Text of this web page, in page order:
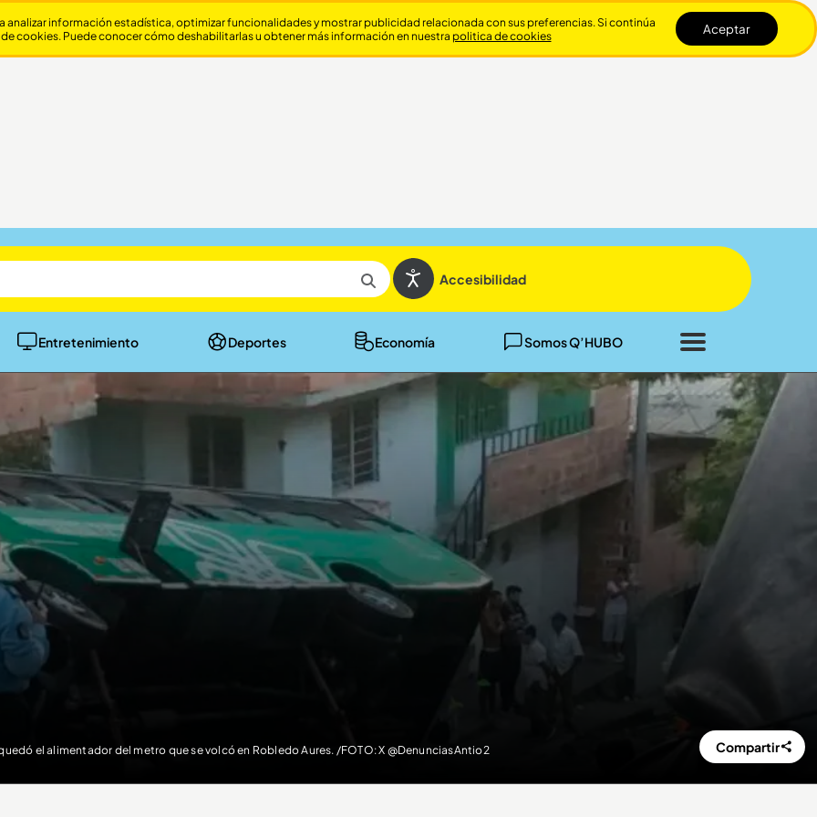
Accesibilidad
Entretenimiento Deportes Economía Somos Q’HUBO
Cerrar
el alimentador del metro que se volcó en Robledo Aures. /FOTO: X @DenunciasAntio2 Compartir
información estadística, optimizar funcionalidades y mostrar publicidad relacionada con sus preferencias. Si continúa
cookies. Puede conocer cómo deshabilitarlas u obtener más información en nuestra politica de cookies Aceptar